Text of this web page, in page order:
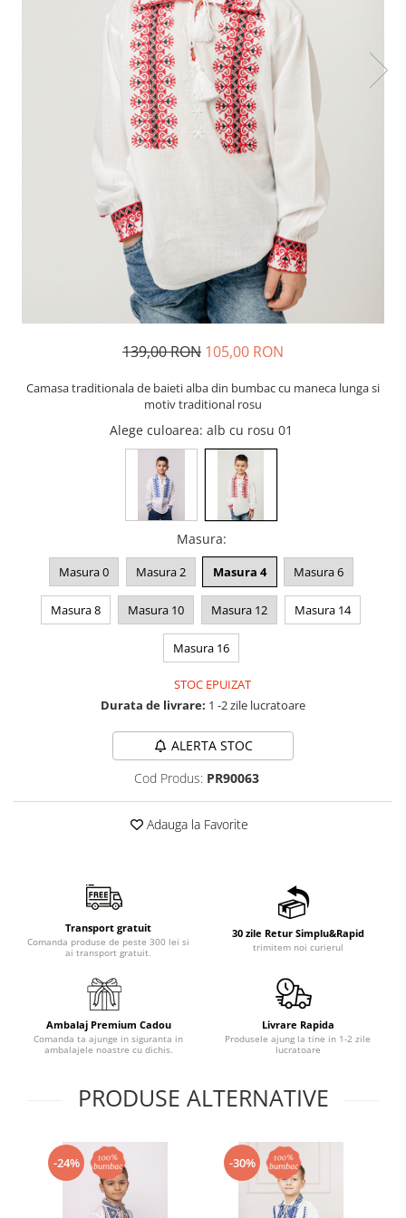
139,00 RON 105,00 RON
Camasa traditionala de baieti alba din bumbac cu maneca lunga si
motiv traditional rosu
Alege culoarea: alb cu rosu 01
Masura:
Masura 0 Masura 2 Masura 4 Masura 6
Masura 8 Masura 10 Masura 12 Masura 14
Masura 16
STOC EPUIZAT
Durata de livrare: 1 -2 zile lucratoare
ALERTA STOC
Cod Produs: PR90063
Adauga la Favorite
Transport gratuit
Comanda produse de peste 300 lei si
ai transport gratuit.
30 zile Retur Simplu&Rapid
trimitem noi curierul
Ambalaj Premium Cadou
Comanda ta ajunge in siguranta in
ambalajele noastre cu dichis.
Livrare Rapida
Produsele ajung la tine in 1-2 zile
lucratoare
PRODUSE ALTERNATIVE
-24% -30%